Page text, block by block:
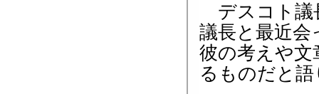
デスコト議
議長と最近
彼の考えや
るものだと